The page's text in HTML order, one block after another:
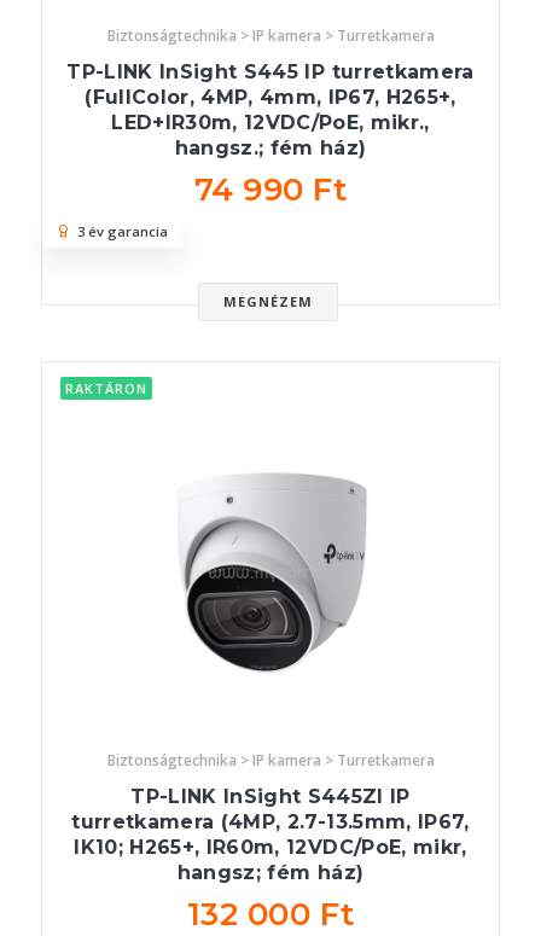
Biztonságtechnika > IP kamera > Turretkamera
TP-LINK InSight S445 IP turretkamera
(FullColor, 4MP, 4mm, IP67, H265+,
LED+IR30m, 12VDC/PoE, mikr.,
hangsz.; fém ház)
74 990 Ft
MEGNÉZEM
3 év garancia
RAKTÁRON
Biztonságtechnika > IP kamera > Turretkamera
TP-LINK InSight S445ZI IP
turretkamera (4MP, 2.7-13.5mm, IP67,
IK10; H265+, IR60m, 12VDC/PoE, mikr,
hangsz; fém ház)
132 000 Ft